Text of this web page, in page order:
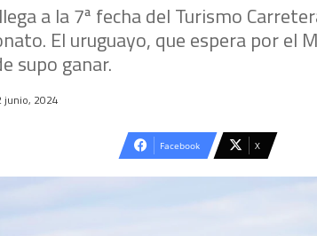
a la 7ª fecha del Turismo
El uruguayo, que espera por el
supo ganar.
junio, 2024
Facebook X